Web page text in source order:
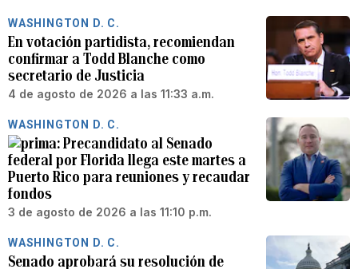
WASHINGTON D. C.
En votación partidista, recomiendan
confirmar a Todd Blanche como
secretario de Justicia
4 de agosto de 2026 a las 11:33 a.m.
WASHINGTON D. C.
Precandidato al Senado
federal por Florida llega este martes a
Puerto Rico para reuniones y recaudar
fondos
3 de agosto de 2026 a las 11:10 p.m.
WASHINGTON D. C.
Senado aprobará su resolución de